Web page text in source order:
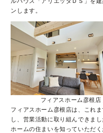
ンします。
フィアスホーム彦根
フィアスホーム彦根店は、これ
し、営業活動に取り組んできま
ホームの住まいを知っていただ